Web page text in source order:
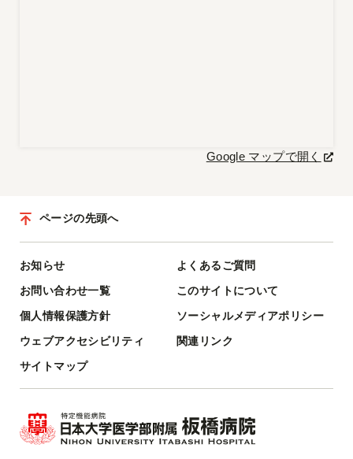
Google マップで開く
お知らせ
よくあるご質問
お問い合わせ一覧
このサイトについて
個人情報保護方針
ソーシャルメディアポリシー
ウェブアクセシビリティ
関連リンク
サイトマップ
ページの先頭へ